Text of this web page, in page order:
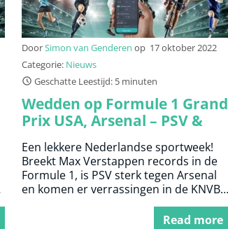
DoorSimon van Genderen op 17 oktober 2022
Categorie: Nieuws
Geschatte Leestijd: 5 minuten
Wedden op Formule 1 Grand
Prix USA, Arsenal – PSV &
TOTO KNVB Beker
Een lekkere Nederlandse sportweek!
Breekt Max Verstappen records in de
Formule 1, is PSV sterk tegen Arsenal
en komen er verrassingen in de KNVB
Read more